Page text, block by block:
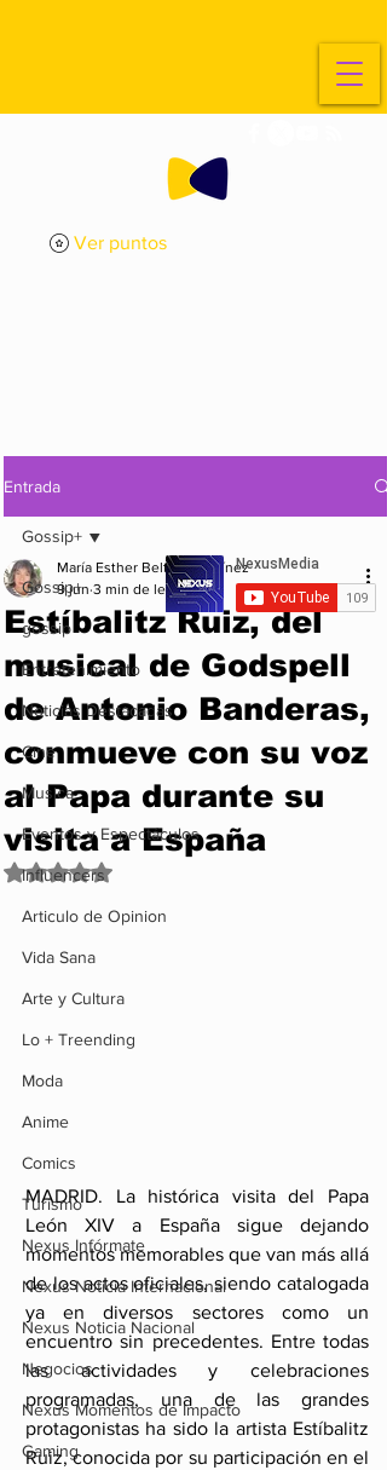
Ver puntos
Entrada
Gossip+
gossip
Entretenimiento
Noticias Destacadas
Cine
Musica
Eventos y Espectáculos
Influencers
Articulo de Opinion
Vida Sana
Arte y Cultura
Lo + Treending
Moda
Anime
Comics
Turismo
Nexus Infórmate
Nexus Noticia Internacional
Nexus Noticia Nacional
Negocios
Nexus Momentos de Impacto
Gaming
Gossip+
Estíbalitz Ruiz, del
musical de Godspell
de Antonio Banderas,
conmueve con su voz
al Papa durante su
visita a España
María Esther Beltrán Martínez
9 jun 3 min de lectura
Obtuvo NaN de 5 estrellas.
MADRID. La histórica visita del Papa
León XIV a España sigue dejando
momentos memorables que van más allá
de los actos oficiales, siendo catalogada
ya en diversos sectores como un
encuentro sin precedentes. Entre todas
las actividades y celebraciones
programadas, una de las grandes
protagonistas ha sido la artista Estíbalitz
Ruiz, conocida por su participación en el